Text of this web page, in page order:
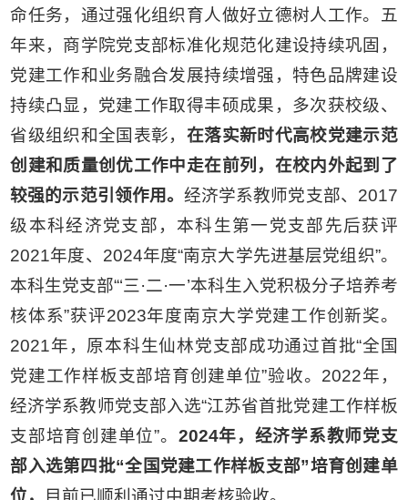
命任务，通过强化组织育人做好立德树人工作。五
年来，商学院党支部标准化规范化建设持续巩固，
党建工作和业务融合发展持续增强，特色品牌建设
持续凸显，党建工作取得丰硕成果，多次获校级、
省级组织和全国表彰， 在落实新时代高校党建示范
创建和质量创优工作中走在前列， 在校内外起到了
较强的示范引领作用。 经济学系教师党支部、2017
级本科经济党支部，本科生第一党支部先后获评
2021年度、2024年度“南京大学先进基层党组织”。
本科生党支部“‘三·二·一’本科生入党积极分子培养考
核体系”获评2023年度南京大学党建工作创新奖。
2021年，原本科生仙林党支部成功通过首批“全国
党建工作样板支部培育创建单位”验收。2022年，
经济学系教师党支部入选“江苏省首批党建工作样板
支部培育创建单位”。 2024年，经济学系教师党支
部入选第四批“全国党建工作样板支部”培育创建单
位，
目前已顺利通过中期考核验收。